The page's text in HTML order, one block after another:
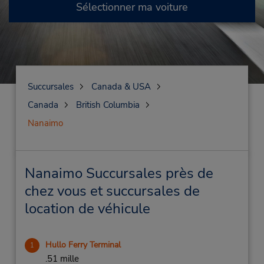
Sélectionner ma voiture
Succursales
Canada & USA
Canada
British Columbia
Nanaimo
Nanaimo Succursales près de
chez vous et succursales de
location de véhicule
1 Hullo Ferry Terminal
.51 mille